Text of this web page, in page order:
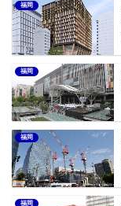
福岡
福岡
福岡
福岡